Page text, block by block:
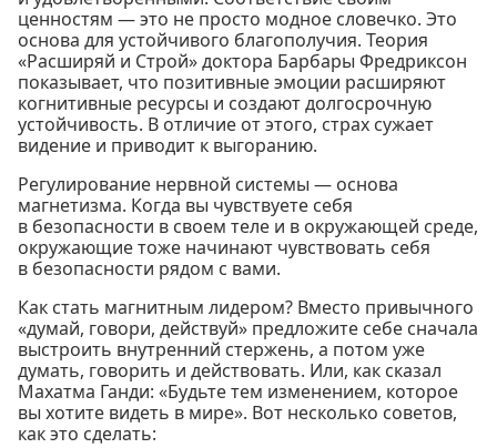
ценностям — это не просто модное словечко. Это
основа для устойчивого благополучия. Теория
«Расширяй и Строй» доктора Барбары Фредриксон
показывает, что позитивные эмоции расширяют
когнитивные ресурсы и создают долгосрочную
устойчивость. В отличие от этого, страх сужает
видение и приводит к выгоранию.
Регулирование нервной системы — основа
магнетизма. Когда вы чувствуете себя
в безопасности в своем теле и в окружающей среде,
окружающие тоже начинают чувствовать себя
в безопасности рядом с вами.
Как стать магнитным лидером? Вместо привычного
«думай, говори, действуй» предложите себе сначала
выстроить внутренний стержень, а потом уже
думать, говорить и действовать. Или, как сказал
Махатма Ганди: «Будьте тем изменением, которое
вы хотите видеть в мире». Вот несколько советов,
как это сделать: